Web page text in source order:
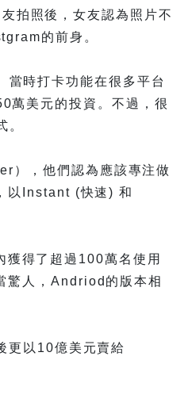
拍照後，女友認為照片不
的前身。
當時打卡功能在很多平台
萬美元的投資。不過，很
。
），他們認為應該專注做
以Instant (快速) 和
獲得了超過100萬名使用
驚人，Andriod的版本相
更以10億美元賣給